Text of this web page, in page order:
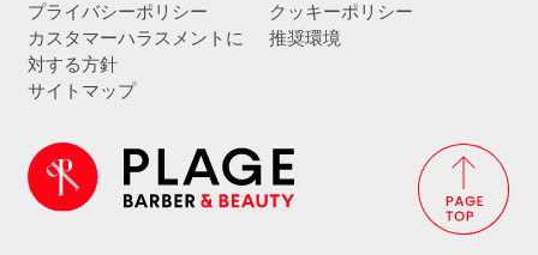
プライバシーポリシー
クッキーポリシー
カスタマーハラスメントに
対する方針
推奨環境
サイトマップ